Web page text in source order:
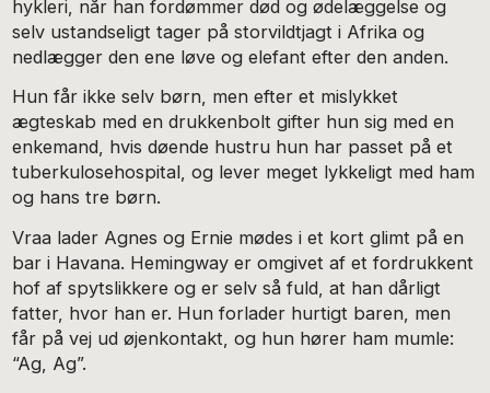
hykleri, når han fordømmer død og ødelæggelse og
selv ustandseligt tager på storvildtjagt i Afrika og
nedlægger den ene løve og elefant efter den anden.
Hun får ikke selv børn, men efter et mislykket
ægteskab med en drukkenbolt gifter hun sig med en
enkemand, hvis døende hustru hun har passet på et
tuberkulosehospital, og lever meget lykkeligt med ham
og hans tre børn.
Vraa lader Agnes og Ernie mødes i et kort glimt på en
bar i Havana. Hemingway er omgivet af et fordrukkent
hof af spytslikkere og er selv så fuld, at han dårligt
fatter, hvor han er. Hun forlader hurtigt baren, men
får på vej ud øjenkontakt, og hun hører ham mumle:
“Ag, Ag”.